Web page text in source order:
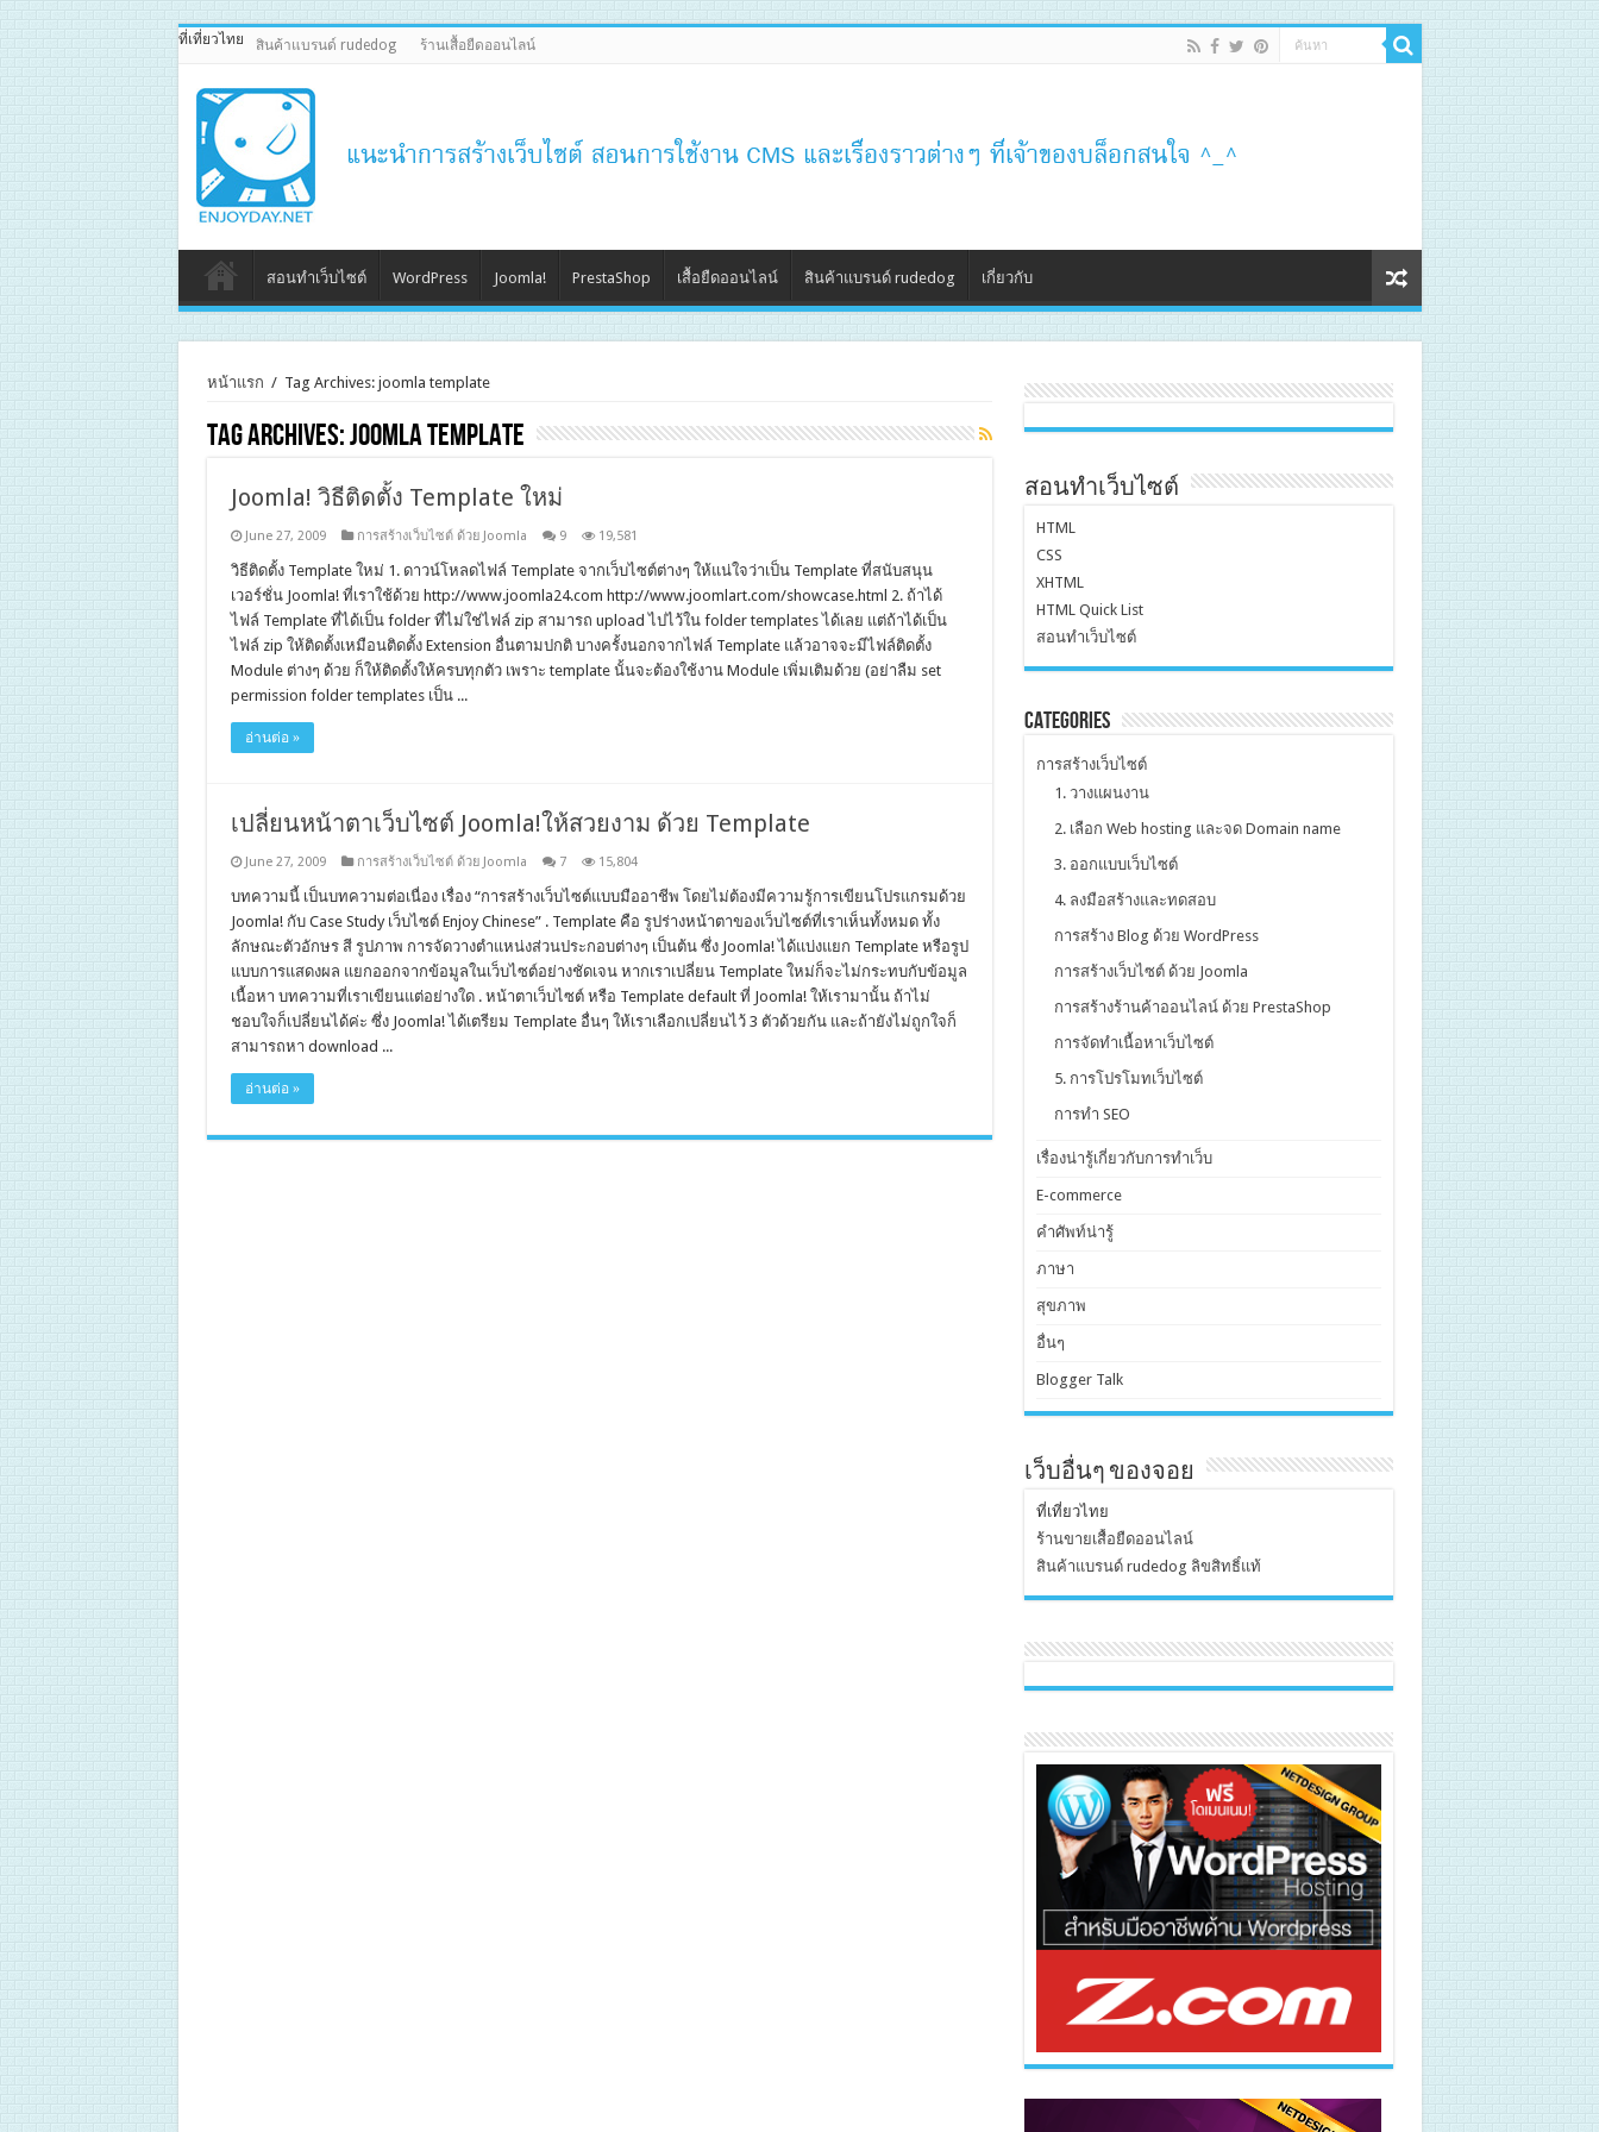
ที่เที่ยวไทย สินค้าแบรนด์ rudedog ร้านเสื้อยืดออนไลน์
สอนทำเว็บไซต์ WordPress Joomla! PrestaShop เสื้อยืดออนไลน์ สินค้าแบรนด์ rudedog เกี่ยวกับ
หน้าแรก / Tag Archives: joomla template
Tag Archives:joomla template
Joomla! วิธีติดตั้ง Template ใหม่
June 27, 2009 การสร้างเว็บไซต์ ด้วย Joomla 9 19,581
วิธีติดตั้ง Template ใหม่ 1. ดาวน์โหลดไฟล์ Template จากเว็บไซต์ต่างๆ ให้แน่ใจว่าเป็น Template ที่สนับสนุน
เวอร์ชั่น Joomla! ที่เราใช้ด้วย http://www.joomla24.com http://www.joomlart.com/showcase.html 2. ถ้าได้
ไฟล์ Template ที่ได้เป็น folder ที่ไม่ใช่ไฟล์ zip สามารถ upload ไปไว้ใน folder templates ได้เลย แต่ถ้าได้เป็น
ไฟล์ zip ให้ติดตั้งเหมือนติดตั้ง Extension อื่นตามปกติ บางครั้งนอกจากไฟล์ Template แล้วอาจจะมีไฟล์ติดตั้ง
Module ต่างๆ ด้วย ก็ให้ติดตั้งให้ครบทุกตัว เพราะ template นั้นจะต้องใช้งาน Module เพิ่มเติมด้วย (อย่าลืม set
permission folder templates เป็น ...
อ่านต่อ »
เปลี่ยนหน้าตาเว็บไซต์ Joomla!ให้สวยงาม ด้วย Template
June 27, 2009 การสร้างเว็บไซต์ ด้วย Joomla 7 15,804
บทความนี้ เป็นบทความต่อเนื่อง เรื่อง “การสร้างเว็บไซต์แบบมืออาชีพ โดยไม่ต้องมีความรู้การเขียนโปรแกรมด้วย
Joomla! กับ Case Study เว็บไซต์ Enjoy Chinese” . Template คือ รูปร่างหน้าตาของเว็บไซต์ที่เราเห็นทั้งหมด ทั้ง
ลักษณะตัวอักษร สี รูปภาพ การจัดวางตำแหน่งส่วนประกอบต่างๆ เป็นต้น ซึ่ง Joomla! ได้แบ่งแยก Template หรือรูป
แบบการแสดงผล แยกออกจากข้อมูลในเว็บไซต์อย่างชัดเจน หากเราเปลี่ยน Template ใหม่ก็จะไม่กระทบกับข้อมูล
เนื้อหา บทความที่เราเขียนแต่อย่างใด . หน้าตาเว็บไซต์ หรือ Template default ที่ Joomla! ให้เรามานั้น ถ้าไม่
ชอบใจก็เปลี่ยนได้ค่ะ ซึ่ง Joomla! ได้เตรียม Template อื่นๆ ให้เราเลือกเปลี่ยนไว้ 3 ตัวด้วยกัน และถ้ายังไม่ถูกใจก็
สามารถหา download ...
อ่านต่อ »
สอนทำเว็บไซต์
HTML
CSS
XHTML
HTML Quick List
สอนทำเว็บไซต์
Categories
การสร้างเว็บไซต์
1. วางแผนงาน
2. เลือก Web hosting และจด Domain name
3. ออกแบบเว็บไซต์
4. ลงมือสร้างและทดสอบ
การสร้าง Blog ด้วย WordPress
การสร้างเว็บไซต์ ด้วย Joomla
การสร้างร้านค้าออนไลน์ ด้วย PrestaShop
การจัดทำเนื้อหาเว็บไซต์
5. การโปรโมทเว็บไซต์
การทำ SEO
เรื่องน่ารู้เกี่ยวกับการทำเว็บ
E-commerce
คำศัพท์น่ารู้
ภาษา
สุขภาพ
อื่นๆ
Blogger Talk
เว็บอื่นๆ ของจอย
ที่เที่ยวไทย
ร้านขายเสื้อยืดออนไลน์
สินค้าแบรนด์ rudedog ลิขสิทธิ์แท้